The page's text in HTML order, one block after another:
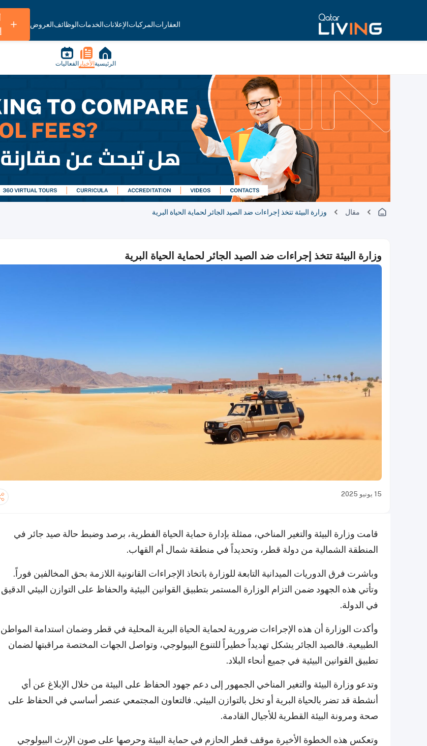
العقاراتالمركباتالإعلاناتالخدماتالوظائفالعروض
الرئيسية الأخبار الفعاليات
مقال وزارة البيئة تتخذ إجراءات ضد الصيد الجائر لحماية الحياة البرية
وزارة البيئة تتخذ إجراءات ضد الصيد الجائر لحماية الحياة البرية
15 يونيو 2025
قامت وزارة البيئة والتغير المناخي، ممثلة بإدارة حماية الحياة الفطرية، برصد وضبط حالة صيد جائر في
المنطقة الشمالية من دولة قطر، وتحديداً في منطقة شمال أم القهاب.
وباشرت فرق الدوريات الميدانية التابعة للوزارة باتخاذ الإجراءات القانونية اللازمة بحق المخالفين فوراً.
وتأتي هذه الجهود ضمن التزام الوزارة المستمر بتطبيق القوانين البيئية والحفاظ على التوازن البيئي الدقيق
في الدولة.
وأكدت الوزارة أن هذه الإجراءات ضرورية لحماية الحياة البرية المحلية في قطر وضمان استدامة المواطن
الطبيعية. فالصيد الجائر يشكل تهديداً خطيراً للتنوع البيولوجي، وتواصل الجهات المختصة مراقبتها لضمان
تطبيق القوانين البيئية في جميع أنحاء البلاد.
وتدعو وزارة البيئة والتغير المناخي الجمهور إلى دعم جهود الحفاظ على البيئة من خلال الإبلاغ عن أي
أنشطة قد تضر بالحياة البرية أو تخل بالتوازن البيئي. فالتعاون المجتمعي عنصر أساسي في الحفاظ على
صحة ومرونة البيئة القطرية للأجيال القادمة.
وتعكس هذه الخطوة الأخيرة موقف قطر الحازم في حماية البيئة وحرصها على صون الإرث البيولوجي